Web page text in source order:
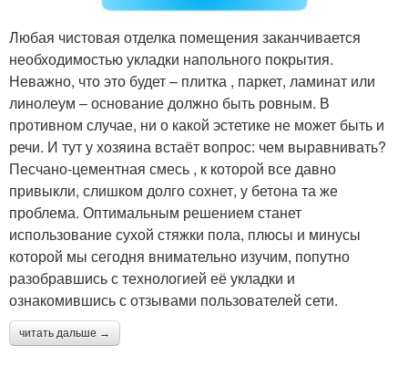
Любая чистовая отделка помещения заканчивается
необходимостью укладки напольного покрытия.
Неважно, что это будет – плитка , паркет, ламинат или
линолеум – основание должно быть ровным. В
противном случае, ни о какой эстетике не может быть и
речи. И тут у хозяина встаёт вопрос: чем выравнивать?
Песчано-цементная смесь , к которой все давно
привыкли, слишком долго сохнет, у бетона та же
проблема. Оптимальным решением станет
использование сухой стяжки пола, плюсы и минусы
которой мы сегодня внимательно изучим, попутно
разобравшись с технологией её укладки и
ознакомившись с отзывами пользователей сети.
читать дальше →